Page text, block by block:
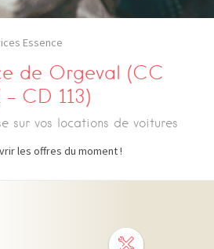
Essence
de Orgeval (CC
– CD 113)
sur vos locations de voitures
les offres du moment !